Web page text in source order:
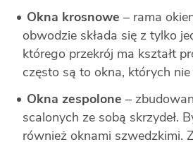
Okna krosnowe – rama
obwodzie składa się z tylko
którego przekrój ma kształt
często są to okna, których
Okna zespolone –
scalonych ze sobą skrzydeł.
również oknami szwedzkimi.